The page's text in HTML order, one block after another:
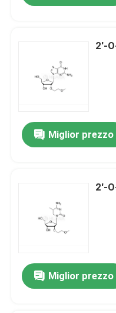
2'-
Miglior prezzo
2'-
Miglior prezzo